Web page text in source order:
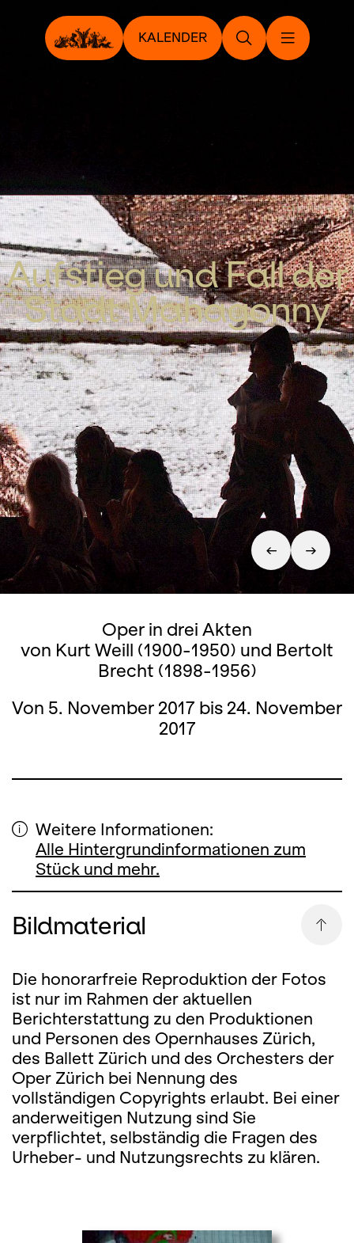
KALENDER
Aufstieg und Fall der
Stadt Mahagonny
Oper in drei Akten
von Kurt Weill (1900-1950) und Bertolt
Brecht (1898-1956)
Von 5. November 2017 bis 24. November
2017
Weitere Informationen:
Alle Hintergrundinformationen zum
Stück und mehr.
Bildmaterial
Die honorarfreie Reproduktion der Fotos
ist nur im Rahmen der aktuellen
Berichterstattung zu den Produktionen
und Personen des Opernhauses Zürich,
des Ballett Zürich und des Orchesters der
Oper Zürich bei Nennung des
vollständigen Copyrights erlaubt. Bei einer
anderweitigen Nutzung sind Sie
verpflichtet, selbständig die Fragen des
Urheber- und Nutzungsrechts zu klären.